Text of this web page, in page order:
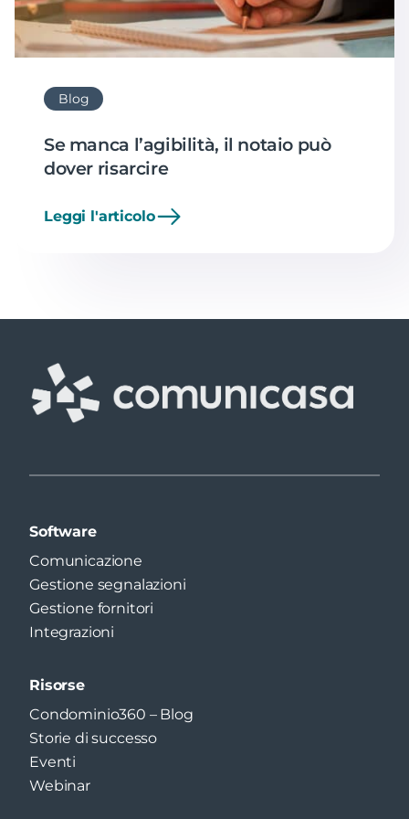
Blog
Se manca l’agibilità, il notaio può
dover risarcire
Leggi l'articolo
Software
Comunicazione
Gestione segnalazioni
Gestione fornitori
Integrazioni
Risorse
Condominio360 – Blog
Storie di successo
Eventi
Webinar